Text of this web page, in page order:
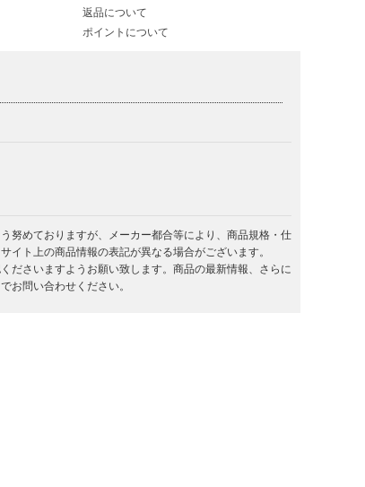
返品について
ポイントについて
努めておりますが、メーカー都合等により、商品規格・仕
ト上の商品情報の表記が異なる場合がございます。
ださいますようお願い致します。商品の最新情報、さらに
お問い合わせください。